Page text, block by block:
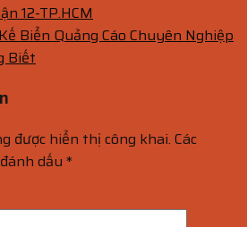
12-TP.HCM
Biển Quảng Cáo Chuyên Nghiệp
Biết
được hiển thị công khai. Các
dấu *